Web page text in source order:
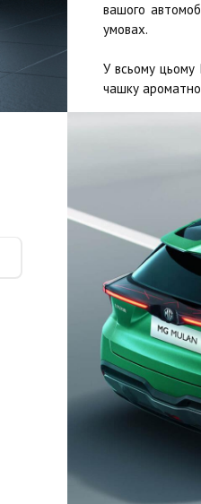
вашого
умовах.
У всьому цьому
чашку